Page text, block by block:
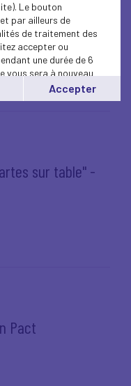
ou (encore)
sur table" -
Pact
Le bouton
par ailleurs de
de traitement des
accepter ou
une durée de 6
vous sera à nouveau
moment en
Accepter